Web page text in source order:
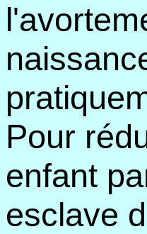
Pour
enfant
esclave